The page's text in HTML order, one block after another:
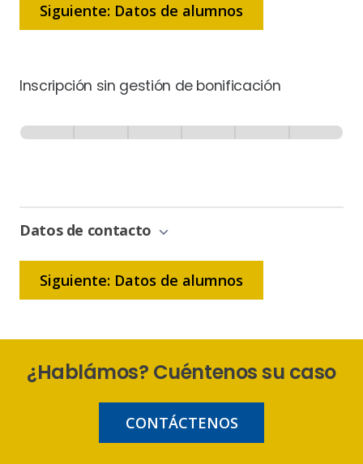
Siguiente: Datos de alumnos
Inscripción sin gestión de bonificación
-
Bonificación
Datos de contacto
Siguiente: Datos de alumnos
¿Hablámos? Cuéntenos su caso
CONTÁCTENOS